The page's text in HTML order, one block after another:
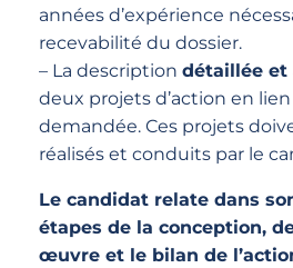
années d’expérience
recevabilité du dossier.
– La description détaillée et
deux projets d’action en
demandée. Ces projets
réalisés et conduits par le
Le candidat relate dans
étapes de la conception,
œuvre et le bilan de